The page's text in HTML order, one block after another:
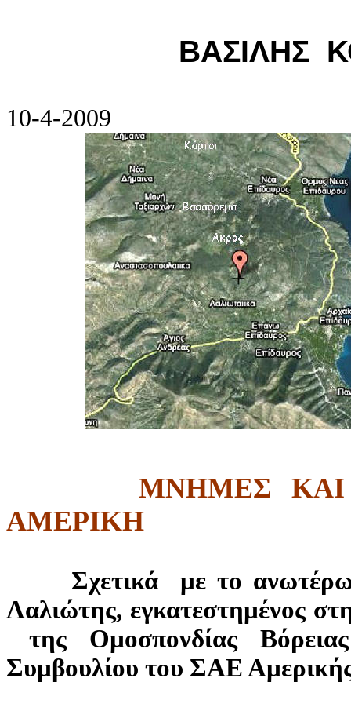
ΒΑΣΙΛΗΣ
10-4-2009
ΜΝΗΜΕΣ
ΑΜΕΡΙΚΗ
Σχετικά με το ανωτέρω
Λαλιώτης, εγκατεστημένος
της Ομοσπονδίας
Συμβουλίου του ΣΑΕ